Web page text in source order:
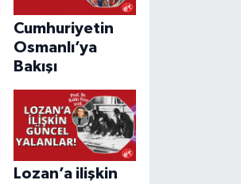
Cumhuriyetin
Osmanlı’ya
Bakışı
Lozan’a ilişkin